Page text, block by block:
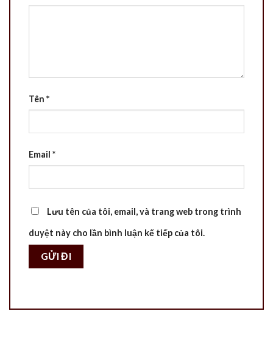
Tên *
Email *
Lưu tên của tôi, email, và trang web trong trình
duyệt này cho lần bình luận kế tiếp của tôi.